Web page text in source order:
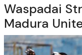
Waspadai
Madura